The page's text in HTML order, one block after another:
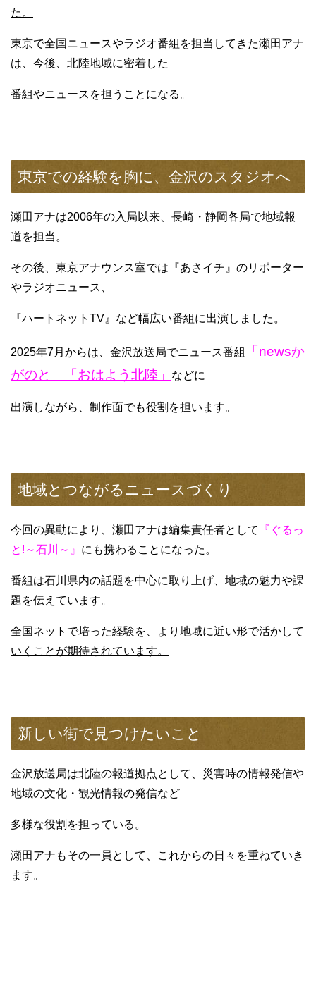
た。
東京で全国ニュースやラジオ番組を担当してきた瀬田アナ
は、今後、北陸地域に密着した
番組やニュースを担うことになる。
東京での経験を胸に、金沢のスタジオへ
瀬田アナは2006年の入局以来、長崎・静岡各局で地域報
道を担当。
その後、東京アナウンス室では『あさイチ』のリポーター
やラジオニュース、
『ハートネットTV』など幅広い番組に出演しました。
2025年7月からは、金沢放送局でニュース番組
「newsか
がのと」「おはよう北陸」
などに
出演しながら、制作面でも役割を担います。
地域とつながるニュースづくり
今回の異動により、瀬田アナは編集責任者として
『ぐるっ
と!～石川～』 にも携わることになった。
番組は石川県内の話題を中心に取り上げ、地域の魅力や課
題を伝えています。
全国ネットで培った経験を、より地域に近い形で活かして
いくことが期待されています。
新しい街で見つけたいこと
金沢放送局は北陸の報道拠点として、災害時の情報発信や
地域の文化・観光情報の発信など
多様な役割を担っている。
瀬田アナもその一員として、これからの日々を重ねていき
ます。